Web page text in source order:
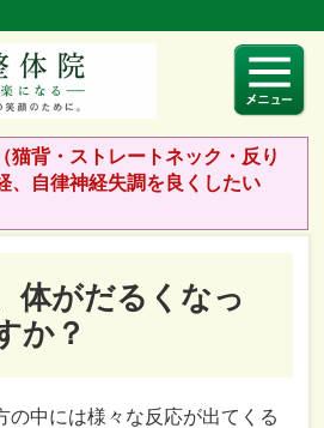
猫背・ストレートネック・反り
、自律神経失調を良くしたい
体がだるくなっ
か？
の中には様々な反応が出てくる